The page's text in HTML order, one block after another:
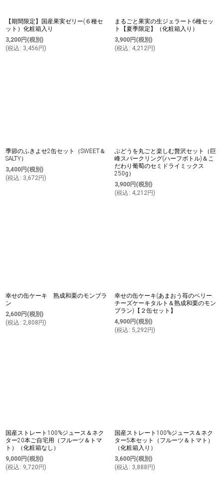
【期間限定】国産果実ゼリー(６種セ
ット）化粧箱入り
3,200円 (税別)
(税込 : 3,456 円)
まるごと果実の生ジェラート6種セッ
ト【夏季限定】（化粧箱入り）
3,900円 (税別)
(税込 : 4,212円)
季節のふきよせ2缶セット（SWEET＆
SALTY）
3,400円 (税別)
(税込 : 3,672円)
ぶどうを丸ごと楽しむ贅沢セット（巨
峰スパークリング(ハーフボトル)＆こ
だわり葡萄のセミドライミックス
250g）
3,900円 (税別)
(税込 : 4,212円)
幸せの缶ケーキ 熟成和栗のモンブラ
ン
2,600円 (税別)
(税込 : 2,808 円)
幸せの缶ケーキ(あまおう苺のベリー
チーズケーキタルト＆熟成和栗のモン
ブラン)【２缶セット】
4,900円 (税別)
(税込 : 5,292円)
国産ストレート100%ジュース＆ネク
ター20本ご自宅用（フルーツ＆トマ
ト）（化粧箱なし）
9,000円 (税別)
(税込 : 9,720 円)
国産ストレート100%ジュース＆ネク
ター5本セット（フルーツ＆トマト）
（化粧箱入り）
3,600円 (税別)
(税込 : 3,888 円)